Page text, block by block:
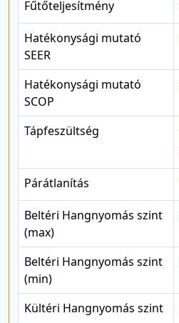
Fűtőteljesítmény
Hatékonysági mutató
SEER
Hatékonysági mutató
SCOP
Tápfeszültség
Párátlanítás
Beltéri Hangnyomás szint
(max)
Beltéri Hangnyomás szint
(min)
Kültéri Hangnyomás szint